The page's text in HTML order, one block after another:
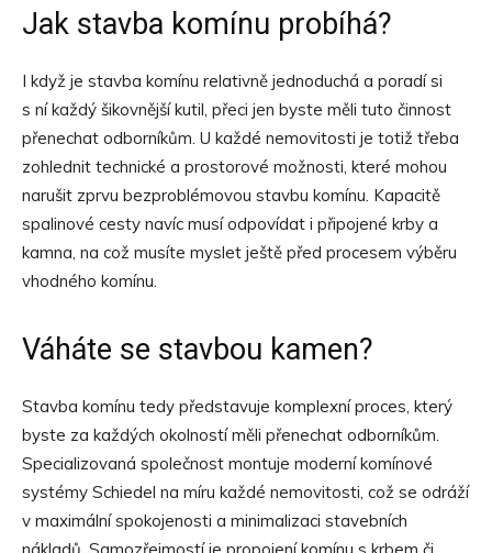
Jak stavba komínu probíhá?
I když je stavba komínu relativně jednoduchá a poradí si
s ní každý šikovnější kutil, přeci jen byste měli tuto činnost
přenechat odborníkům. U každé nemovitosti je totiž třeba
zohlednit technické a prostorové možnosti, které mohou
narušit zprvu bezproblémovou stavbu komínu. Kapacitě
spalinové cesty navíc musí odpovídat i připojené krby a
kamna, na což musíte myslet ještě před procesem výběru
vhodného komínu.
Váháte se stavbou kamen?
Stavba komínu tedy představuje komplexní proces, který
byste za každých okolností měli přenechat odborníkům.
Specializovaná společnost montuje moderní komínové
systémy Schiedel na míru každé nemovitosti, což se odráží
v maximální spokojenosti a minimalizaci stavebních